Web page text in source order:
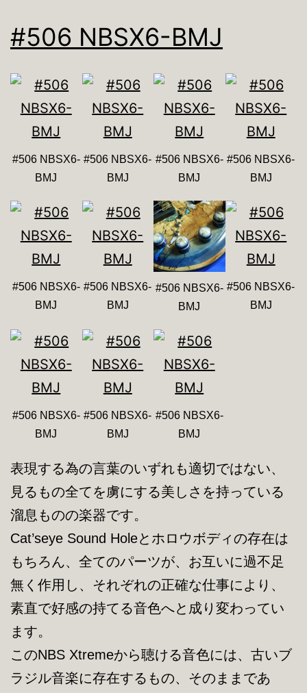
#506 NBSX6-BMJ
#506 NBSX6-
BMJ
#506 NBSX6-
BMJ
#506 NBSX6-
BMJ
#506 NBSX6-
BMJ
#506 NBSX6-
BMJ
#506 NBSX6-
BMJ
#506 NBSX6-
BMJ
#506 NBSX6-
BMJ
#506 NBSX6-
BMJ
#506 NBSX6-
BMJ
#506 NBSX6-
BMJ
表現する為の言葉のいずれも適切ではない、
見るもの全てを虜にする美しさを持っている
溜息ものの楽器です。
Cat’seye Sound Holeとホロウボディの存在は
もちろん、全てのパーツが、お互いに過不足
無く作用し、それぞれの正確な仕事により、
素直で好感の持てる音色へと成り変わってい
ます。
このNBS Xtremeから聴ける音色には、古いブ
ラジル音楽に存在するもの、そのままであ